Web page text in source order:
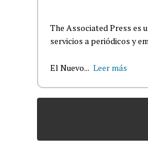
The Associated Press es
servicios a periódicos y
El Nuevo... Leer más